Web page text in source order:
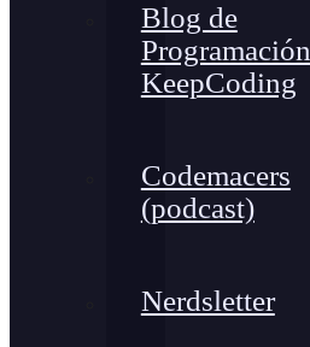
Blog de
Programación
KeepCoding
Codemacers
(podcast)
Nerdsletter